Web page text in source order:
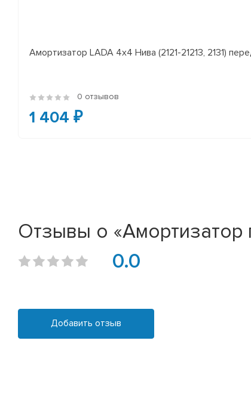
Амортизатор LADA 4x4 Нива (2121-21213, 2131)
0 отзывов
1 404 ₽
Отзывы о «Амортизатор
0.0
Добавить отзыв